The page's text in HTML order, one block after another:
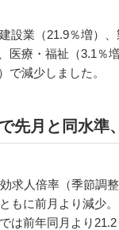
設業（21.9％増）
医療・福祉（3.1％
で減少しました。
先月と同水準
求人倍率（季節調
もに前月より減少
は前年同月より